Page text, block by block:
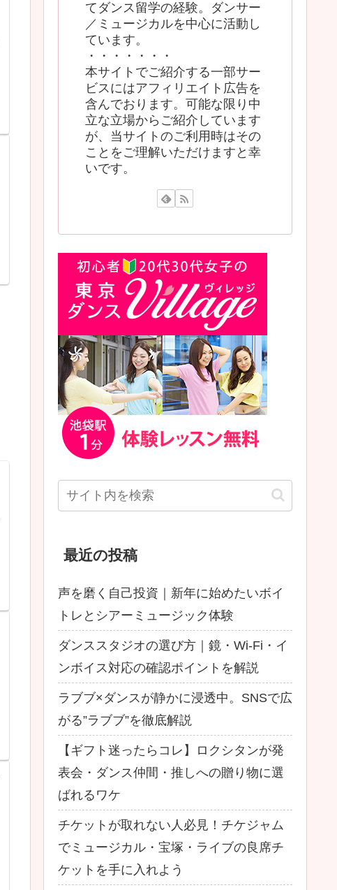
てダンス留学の経験。ダンサー
／ミュージカルを中心に活動し
ています。
・・・・・・・
本サイトでご紹介する一部サー
ビスにはアフィリエイト広告を
含んでおります。可能な限り中
立な立場からご紹介しています
が、当サイトのご利用時はその
ことをご理解いただけますと幸
いです。
最近の投稿
声を磨く自己投資｜新年に始めたいボイ
トレとシアーミュージック体験
ダンススタジオの選び方｜鏡・Wi-Fi・イ
ンボイス対応の確認ポイントを解説
ラブブ×ダンスが静かに浸透中。SNSで広
がる”ラブブ”を徹底解説
【ギフト迷ったらコレ】ロクシタンが発
表会・ダンス仲間・推しへの贈り物に選
ばれるワケ
チケットが取れない人必見！チケジャム
でミュージカル・宝塚・ライブの良席チ
ケットを手に入れよう